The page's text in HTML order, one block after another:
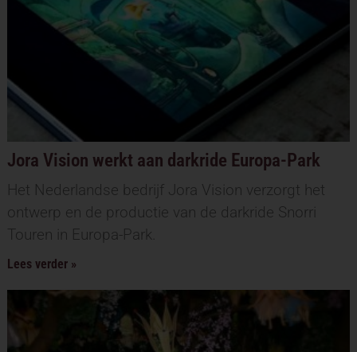
Jora Vision werkt aan darkride Europa-Park
Het Nederlandse bedrijf Jora Vision verzorgt het
ontwerp en de productie van de darkride Snorri
Touren in Europa-Park.
Lees verder »